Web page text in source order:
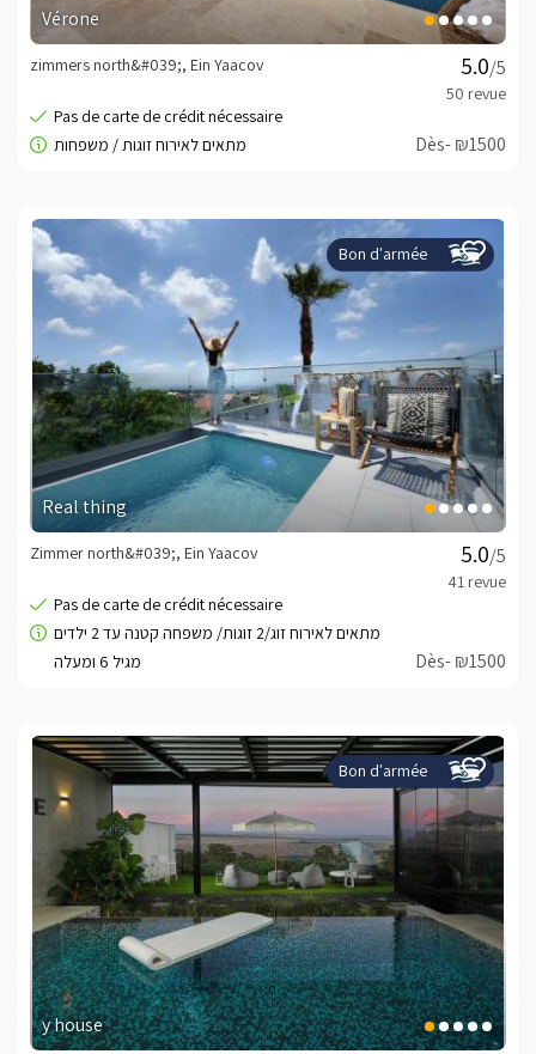
Vérone
/5
zimmers north&#039;, Ein Yaacov
Dès- ₪1500
Bon d'armée
Real thing
/5
Zimmer north&#039;, Ein Yaacov
Dès- ₪1500
Bon d'armée
y house